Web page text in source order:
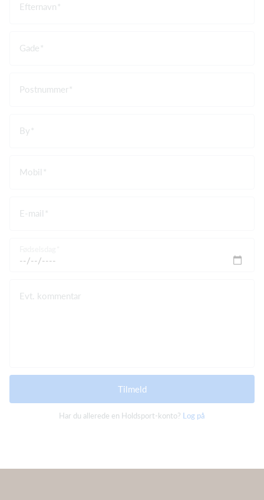
Efternavn
Gade
Postnummer
By
Mobil
E-mail
Evt. kommentar
Tilmeld
Har du allerede en Holdsport-konto? Log på